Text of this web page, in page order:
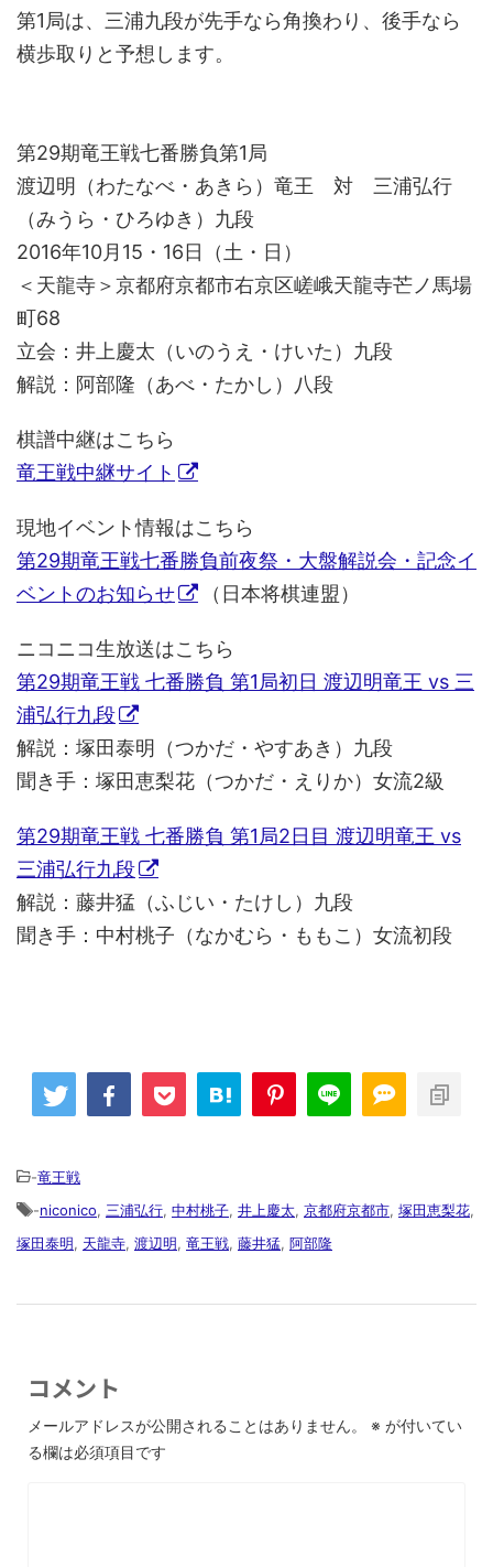
第1局は、三浦九段が先手なら角換わり、後手なら
横歩取りと予想します。
第29期竜王戦七番勝負第1局
渡辺明（わたなべ・あきら）竜王 対 三浦弘行
（みうら・ひろゆき）九段
2016年10月15・16日（土・日）
＜天龍寺＞京都府京都市右京区嵯峨天龍寺芒ノ馬場
町68
立会：井上慶太（いのうえ・けいた）九段
解説：阿部隆（あべ・たかし）八段
棋譜中継はこちら
竜王戦中継サイト
現地イベント情報はこちら
第29期竜王戦七番勝負前夜祭・大盤解説会・記念イ
ベントのお知らせ
（日本将棋連盟）
ニコニコ生放送はこちら
第29期竜王戦 七番勝負 第1局初日 渡辺明竜王 vs 三
浦弘行九段
解説：塚田泰明（つかだ・やすあき）九段
聞き手：塚田恵梨花（つかだ・えりか）女流2級
第29期竜王戦 七番勝負 第1局2日目 渡辺明竜王 vs
三浦弘行九段
解説：藤井猛（ふじい・たけし）九段
聞き手：中村桃子（なかむら・ももこ）女流初段
-竜王戦
-niconico, 三浦弘行, 中村桃子, 井上慶太, 京都府京都市, 塚田恵梨花,
塚田泰明, 天龍寺, 渡辺明, 竜王戦, 藤井猛, 阿部隆
コメント
メールアドレスが公開されることはありません。 ※ が付いてい
る欄は必須項目です